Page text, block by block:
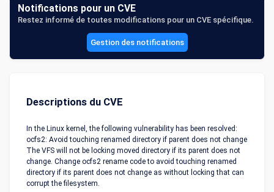
Notifications pour un CVE
Restez informé de toutes modifications pour un CVE spécifique.
Gestion des notifications
Descriptions du CVE
In the Linux kernel, the following vulnerability has been resolved:
ocfs2: Avoid touching renamed directory if parent does not change
The VFS will not be locking moved directory if its parent does not
change. Change ocfs2 rename code to avoid touching renamed
directory if its parent does not change as without locking that can
corrupt the filesystem.